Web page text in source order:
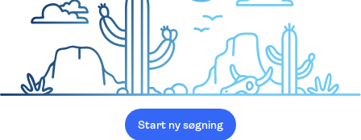
Start ny søgning